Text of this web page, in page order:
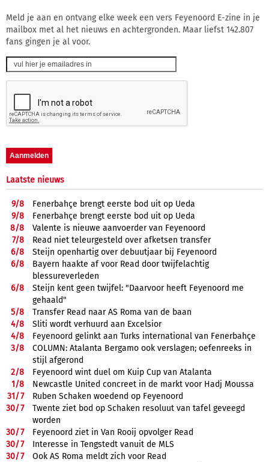
Meld je aan en ontvang elke week een vers Feyenoord E-zine in je
mailbox met al het nieuws en achtergronden. Maar liefst 142.807
fans gingen je al voor.
Laatste nieuws
9/8
Fenerbahçe brengt eerste bod uit op Ueda
9/8
Fenerbahçe brengt eerste bod uit op Ueda
8/8
Valente is nieuwe aanvoerder van Feyenoord
7/8
Read niet teleurgesteld over afketsen transfer
6/8
Steijn openhartig over debuutjaar bij Feyenoord
6/8
Bayern haakte af voor Read door twijfelachtig
blessureverleden
6/8
Steijn kent geen twijfel: "Daarvoor heeft Feyenoord me
gehaald"
5/8
Transfer Read naar AS Roma van de baan
4/8
Sliti wordt verhuurd aan Excelsior
4/8
Feyenoord gelinkt aan Turks international van Fenerbahçe
3/8
COLUMN: Atalanta Bergamo ook verslagen; oefenreeks in
stijl afgerond
2/8
Feyenoord wint duel om Kuip Cup van Atalanta
1/8
Newcastle United concreet in de markt voor Hadj Moussa
31/7
Ruben Schaken woedend op Feyenoord
30/7
Twente ziet bod op Schaken resoluut van tafel geveegd
worden
30/7
Feyenoord ziet in Van Rooij opvolger Read
30/7
Interesse in Tengstedt vanuit de MLS
30/7
Ook AS Roma meldt zich voor Read